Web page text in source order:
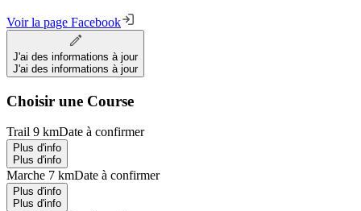
Voir la page Facebook
J'ai des informations à jour
J'ai des informations à jour
Choisir une Course
Trail 9 kmDate à confirmer
Plus d'info
Plus d'info
Marche 7 kmDate à confirmer
Plus d'info
Plus d'info